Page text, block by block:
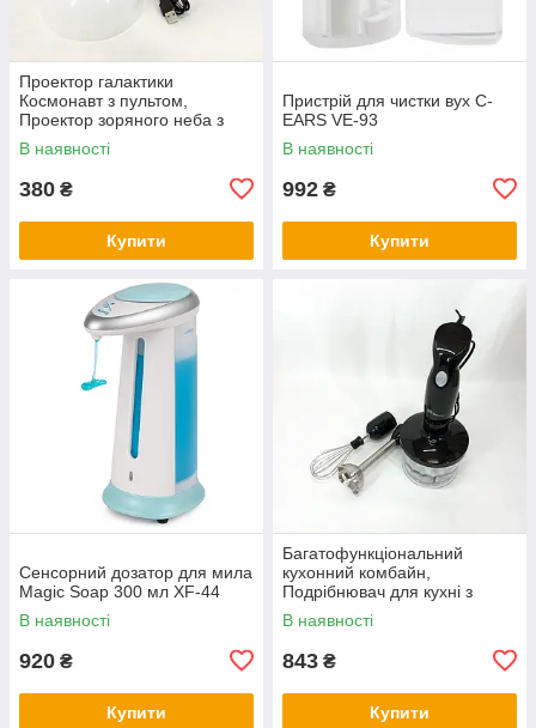
Проектор галактики
Космонавт з пультом,
Проектор зоряного неба з
пультом дистанційного
керування UH-91
В наявності
380 ₴
Купити
Пристрій для чистки вух С-
EARS VE-93
В наявності
992 ₴
Купити
Сенсорний дозатор для мила
Magic Soap 300 мл XF-44
В наявності
920 ₴
Купити
Багатофункціональний
кухонний комбайн,
Подрібнювач для кухні з
металевою чашею, Блендери
з насадками KH-96
В наявності
843 ₴
Купити